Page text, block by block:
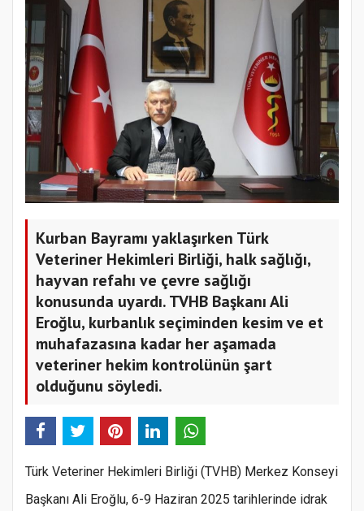
Kurban Bayramı yaklaşırken Türk
Veteriner Hekimleri Birliği, halk sağlığı,
hayvan refahı ve çevre sağlığı
konusunda uyardı. TVHB Başkanı Ali
Eroğlu, kurbanlık seçiminden kesim ve et
muhafazasına kadar her aşamada
veteriner hekim kontrolünün şart
olduğunu söyledi.
Türk Veteriner Hekimleri Birliği (TVHB) Merkez Konseyi
Başkanı Ali Eroğlu, 6-9 Haziran 2025 tarihlerinde idrak